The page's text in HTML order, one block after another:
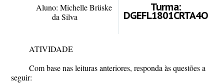
Aluno: Michelle Brüske
da Silva
Turma:
DGEFL1801CRTA4O
ATIVIDADE
Com base nas leituras anteriores, responda às questões a
seguir: